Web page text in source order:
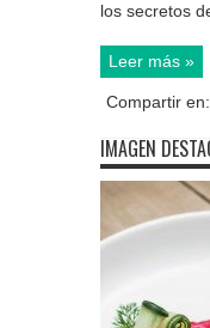
los secretos
Leer más »
Compartir en:
IMAGEN